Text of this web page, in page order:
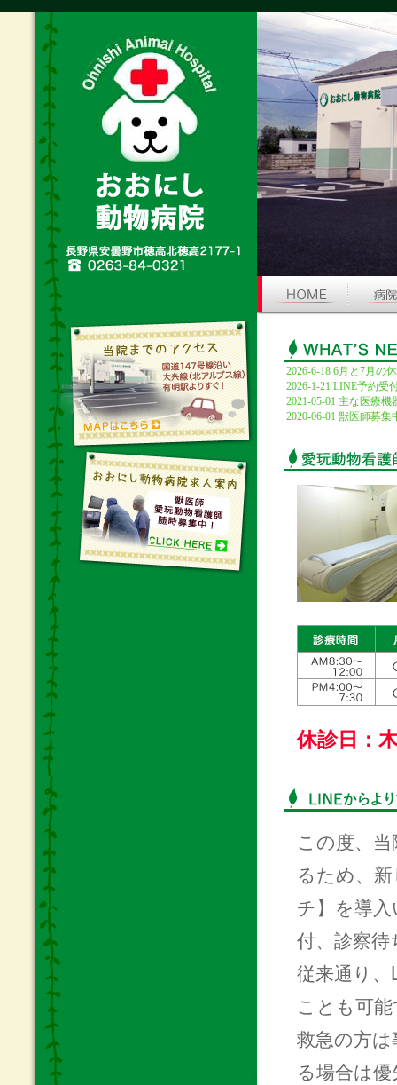
2026-6-18 6月と7月の
2026-1-21 LINE予約受
2021-05-01 主な医療機
2020-06-01 獣医師募
休診日：
この度、
るため、
チ】を導
付、診察
従来通り
ことも可
救急の方
る場合は